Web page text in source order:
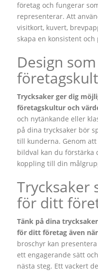
företag och fungerar
representerar. Att
visitkort, kuvert,
skapa en konsistent
Design
Trycksaker ger dig
företagskultur och
och nytänkande eller
på dina trycksaker bör
till kunderna. Genom
bildval kan du förstärka
koppling till din
Trycksaker
för ditt
Tänk på dina
för ditt företag även
broschyr kan
ett engagerande sätt
nästa steg. Ett vackert